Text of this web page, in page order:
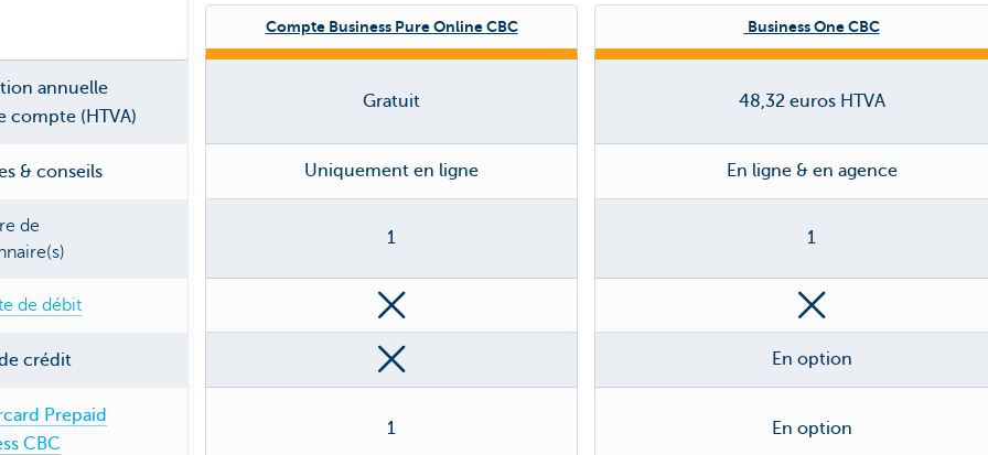
annuelle
compte (HTVA)
& conseils
de
de débit
crédit
Prepaid
CBC
Compte Business Pure Online CBC Business One CBC
Gratuit 48,32 euros HTVA
Uniquement en ligne En ligne & en agence
1 1
En option
1 En option